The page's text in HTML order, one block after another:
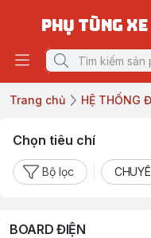
PHỤ TÙNG
Trang chủ HỆ THỐNG
Chọn tiêu chí
Bộ lọc
BOARD ĐIỆN